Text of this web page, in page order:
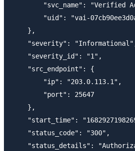
"svc_name": "Verified
"uid": "vai-
    },
"severity":
    "severity_id": "1",
    "src_endpoint": {
        "ip": "203.0.113.1",
        "port": 25647
    },
"start_time":
    "status_code": "300",
"status_details":